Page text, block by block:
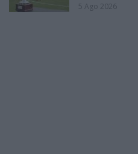
5 Ago 2026